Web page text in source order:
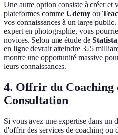
Une autre option consiste à créer et
plateformes comme Udemy ou
vos connaissances à un large
expert en photographie, vous
novices. Selon une étude de Statista
en ligne devrait atteindre 325
montre une opportunité massive
leurs connaissances.
4. Offrir du Coaching
Consultation
Si vous avez une expertise dans un
d'offrir des services de coaching ou